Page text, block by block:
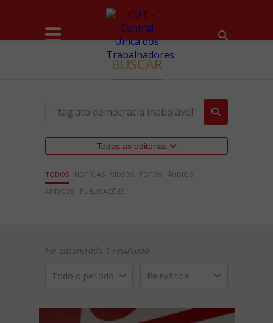
BUSCAR
Todas as editorias
TODOS NOTÍCIAS VÍDEOS FOTOS ÁUDIOS
ARTIGOS
PUBLICAÇÕES
Foi encontrado 1 resultado
Todo o período Relevância